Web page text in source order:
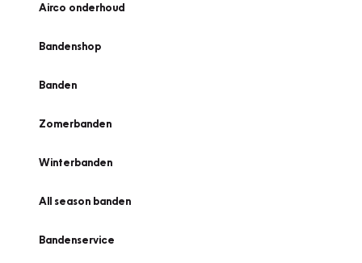
Airco onderhoud
Bandenshop
Banden
Zomerbanden
Winterbanden
All season banden
Bandenservice